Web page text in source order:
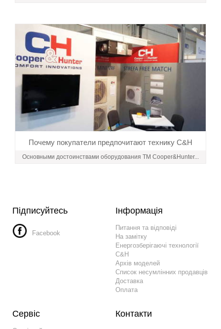
Почему покупатели предпочитают технику C&H
Основными достоинствами оборудования ТМ Cooper&Hunter...
Підписуйтесь
Facebook
Інформація
Питання та відповіді
На замітку
Енергозберігаючі технології
C&H
Архів моделей
Список несумлінних продавців
Доставка
Оплата
Сервіс Контакти